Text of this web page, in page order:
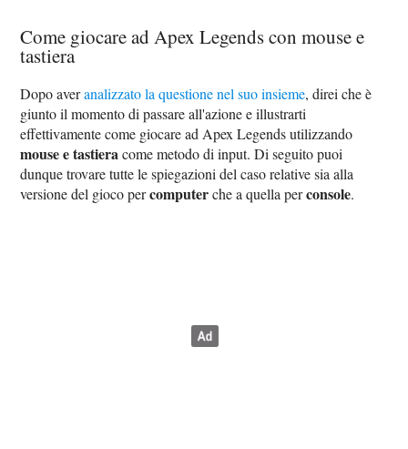
Come giocare ad Apex Legends con mouse e
tastiera
Dopo averanalizzato la questione nel suo insieme, direi che è
giunto il momento di passare all'azione e illustrarti
effettivamente come giocare ad Apex Legends utilizzando
mouse e tastieracome metodo di input. Di seguito puoi
dunque trovare tutte le spiegazioni del caso relative sia alla
versione del gioco percomputerche a quella perconsole.